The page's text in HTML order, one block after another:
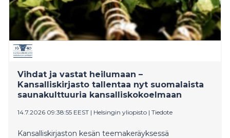
näyttelyillään. Taiteilijan tuotannon
ytimessä ovat hänen lapsuutensa ja evakkomatkansa
Vihdat ja vastat heilumaan –
Kansalliskirjasto tallentaa nyt suomalaista
saunakulttuuria kansalliskokoelmaan
14.7.2026 09:38:55 EEST | Helsingin yliopisto | Tiedote
Kansalliskirjaston kesän teemakeräyksessä